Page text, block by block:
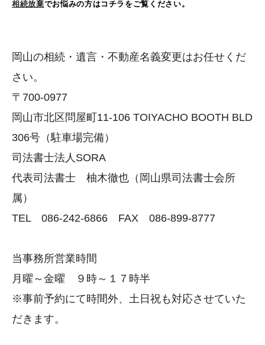
相続放棄でお悩みの方はコチラをご覧ください。
岡山の相続・遺言・不動産名義変更はお任せくだ
さい。
〒700-0977
岡山市北区問屋町11-106 TOIYACHO BOOTH BLD
306号（駐車場完備）
司法書士法人SORA
代表司法書士 柚木徹也（岡山県司法書士会所
属）
TEL 086-242-6866 FAX 086-899-8777
当事務所営業時間
月曜～金曜 ９時～１７時半
※事前予約にて時間外、土日祝も対応させていた
だきます。